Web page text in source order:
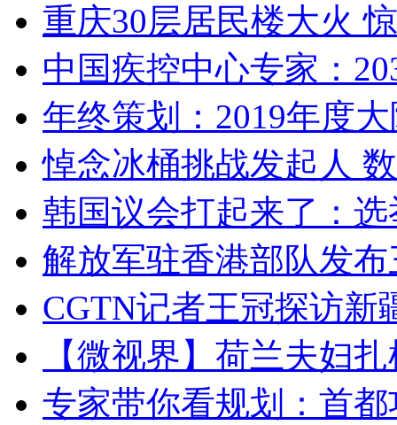
重庆30层居民楼大火
中国疾控中心专家：
年终策划：2019年度
悼念冰桶挑战发起人
韩国议会打起来了：
解放军驻香港部队发
CGTN记者王冠探访新
【微视界】荷兰夫妇
专家带你看规划：首